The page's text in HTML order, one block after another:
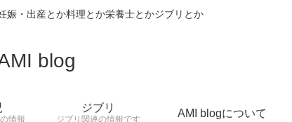
・出産とか料理とか栄養士とかジブリとか
blog
情報
ジブリ
ジブリ関連の情報です
AMI blogについて